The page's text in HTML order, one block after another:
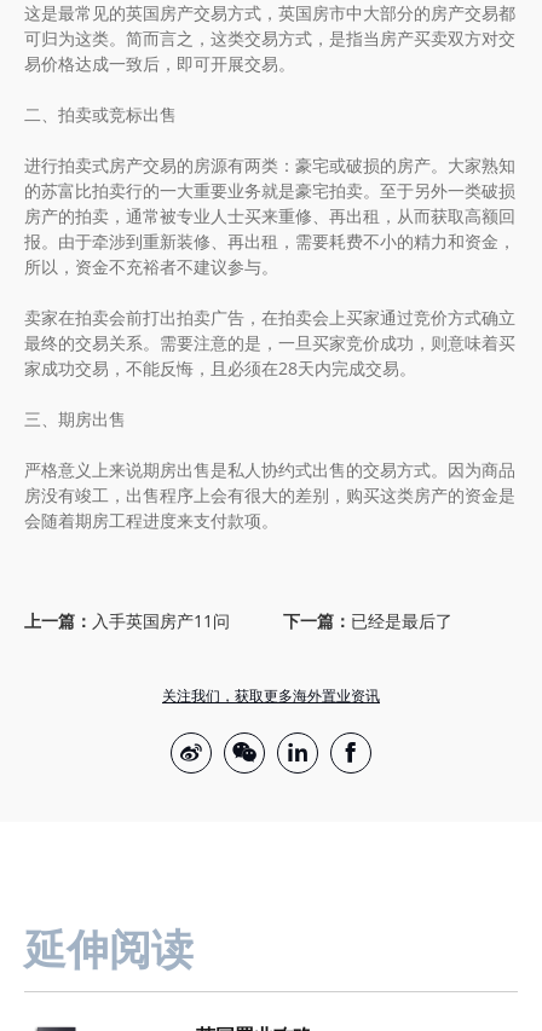
这是最常见的英国房产交易方式，英国房市中大部分的房产交易都
可归为这类。简而言之，这类交易方式，是指当房产买卖双方对交
易价格达成一致后，即可开展交易。
二、拍卖或竞标出售
进行拍卖式房产交易的房源有两类：豪宅或破损的房产。大家熟知
的苏富比拍卖行的一大重要业务就是豪宅拍卖。至于另外一类破损
房产的拍卖，通常被专业人士买来重修、再出租，从而获取高额回
报。由于牵涉到重新装修、再出租，需要耗费不小的精力和资金，
所以，资金不充裕者不建议参与。
卖家在拍卖会前打出拍卖广告，在拍卖会上买家通过竞价方式确立
最终的交易关系。需要注意的是，一旦买家竞价成功，则意味着买
家成功交易，不能反悔，且必须在28天内完成交易。
三、期房出售
严格意义上来说期房出售是私人协约式出售的交易方式。因为商品
房没有竣工，出售程序上会有很大的差别，购买这类房产的资金是
会随着期房工程进度来支付款项。
上一篇： 入手英国房产11问 下一篇： 已经是最后了
关注我们，获取更多海外置业资讯
延伸阅读